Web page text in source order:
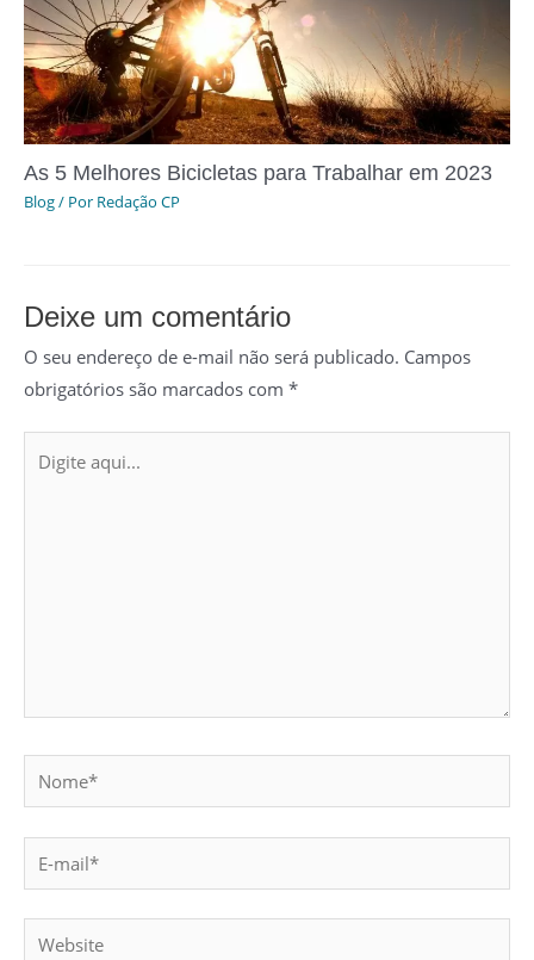
As 5 Melhores Bicicletas para Trabalhar em 2023
Blog/ Por Redação CP
Deixe um comentário
O seu endereço de e-mail não será publicado. Campos
obrigatórios são marcados com *
aqui...
Nome*
mail*
Website